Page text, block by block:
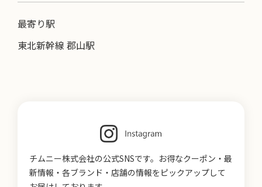
最寄り駅
東北新幹線 郡山駅
チムニー株式会社の公式SNSです。お得なクーポン・最
新情報・各ブランド・店舗の情報をピックアップして